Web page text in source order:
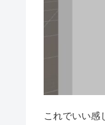
これでいい感